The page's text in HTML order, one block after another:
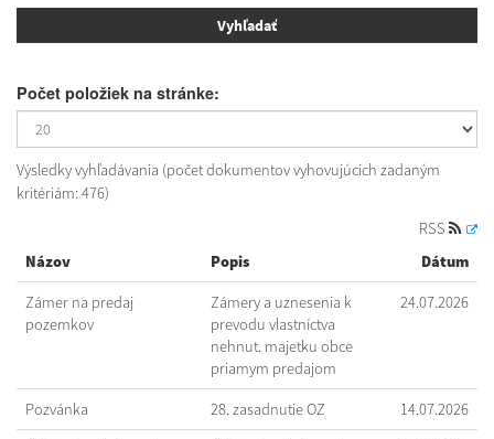
Počet položiek na stránke:
Výsledky vyhľadávania (počet dokumentov vyhovujúcich zadaným
kritériám: 476)
RSS
Názov
Popis Dátum
Zámer na predaj
pozemkov
Zámery a uznesenia k
prevodu vlastníctva
nehnut. majetku obce
priamym predajom
24.07.2026
Pozvánka 28. zasadnutie OZ 14.07.2026